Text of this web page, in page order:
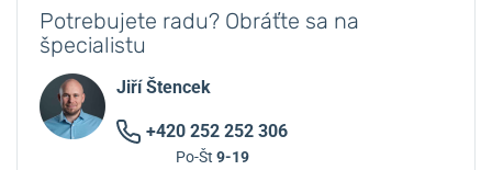
Potrebujete radu? Obráťte sa na
špecialistu
Jiří Štencek
+420 252 252 306
Po-Št 9-19